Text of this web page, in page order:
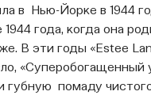
в Нью-Йорке в 1944
года, когда она
В эти годы «Estee
«Суперобогащенный
губную помаду